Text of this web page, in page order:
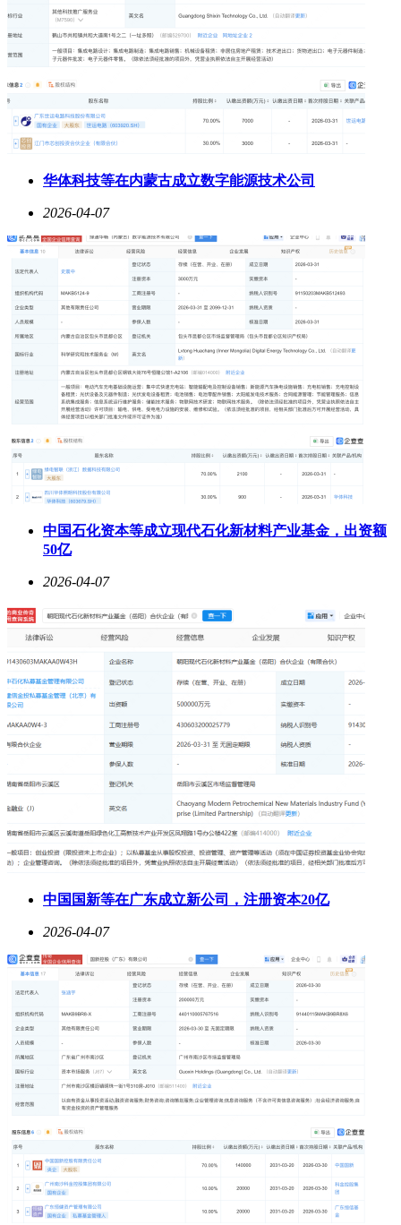
华体科技等在内蒙古成立数字能源技术公司
2026-04-07
中国石化资本等成立现代石化新材料产业基金，出资额
50亿
2026-04-07
中国国新等在广东成立新公司，注册资本20亿
2026-04-07